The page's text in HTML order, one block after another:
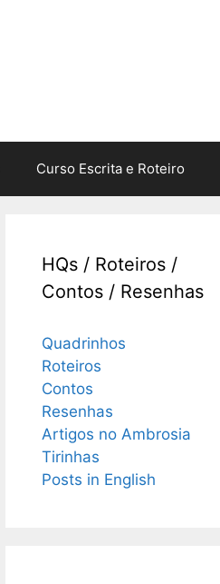
Curso Escrita e Roteiro
HQs / Roteiros /
Contos / Resenhas
Quadrinhos
Roteiros
Contos
Resenhas
Artigos no Ambrosia
Tirinhas
Posts in English